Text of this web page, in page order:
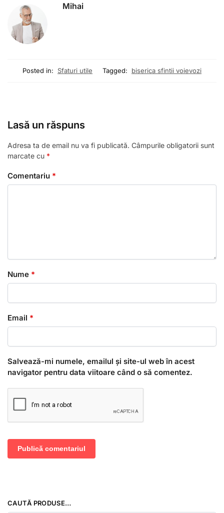
Mihai
Posted in: Sfaturi utile Tagged: biserica sfintii voievozi
Lasă un răspuns
Adresa ta de email nu va fi publicată. Câmpurile obligatorii sunt
marcate cu *
Comentariu *
Nume *
Email *
Salvează-mi numele, emailul și site-ul web în acest
navigator pentru data viitoare când o să comentez.
CAUTĂ PRODUSE…